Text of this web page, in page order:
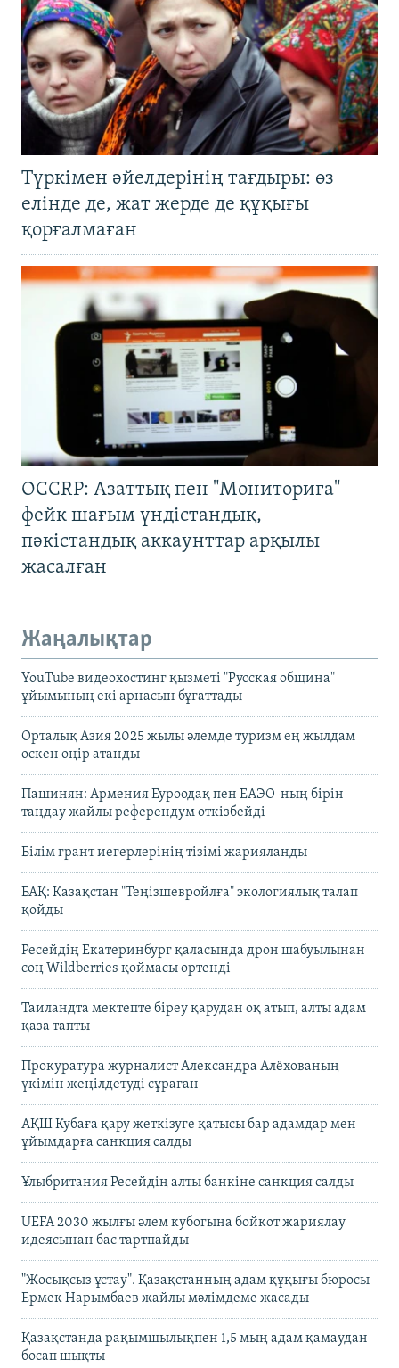
Түркімен әйелдерінің тағдыры: өз
елінде де, жат жерде де құқығы
қорғалмаған
OCCRP: Азаттық пен "Мониториға"
фейк шағым үндістандық,
пәкістандық аккаунттар арқылы
жасалған
Жаңалықтар
YouTube видеохостинг қызметі "Русская община"
ұйымының екі арнасын бұғаттады
Орталық Азия 2025 жылы әлемде туризм ең жылдам
өскен өңір атанды
Пашинян: Армения Еуроодақ пен ЕАЭО-ның бірін
таңдау жайлы референдум өткізбейді
Білім грант иегерлерінің тізімі жарияланды
БАҚ: Қазақстан "Теңізшевройлға" экологиялық талап
қойды
Ресейдің Екатеринбург қаласында дрон шабуылынан
соң Wildberries қоймасы өртенді
Таиландта мектепте біреу қарудан оқ атып, алты адам
қаза тапты
Прокуратура журналист Александра Алёхованың
үкімін жеңілдетуді сұраған
АҚШ Кубаға қару жеткізуге қатысы бар адамдар мен
ұйымдарға санкция салды
Ұлыбритания Ресейдің алты банкіне санкция салды
UEFA 2030 жылғы әлем кубогына бойкот жариялау
идеясынан бас тартпайды
"Жосықсыз ұстау". Қазақстанның адам құқығы бюросы
Ермек Нарымбаев жайлы мәлімдеме жасады
Қазақстанда рақымшылықпен 1,5 мың адам қамаудан
босап шықты